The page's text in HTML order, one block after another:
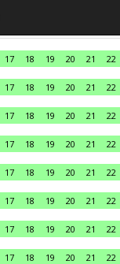
17 18 19 20 21 22
17 18 19 20 21 22
17 18 19 20 21 22
17 18 19 20 21 22
17 18 19 20 21 22
17 18 19 20 21 22
17 18 19 20 21 22
17 18 19 20 21 22